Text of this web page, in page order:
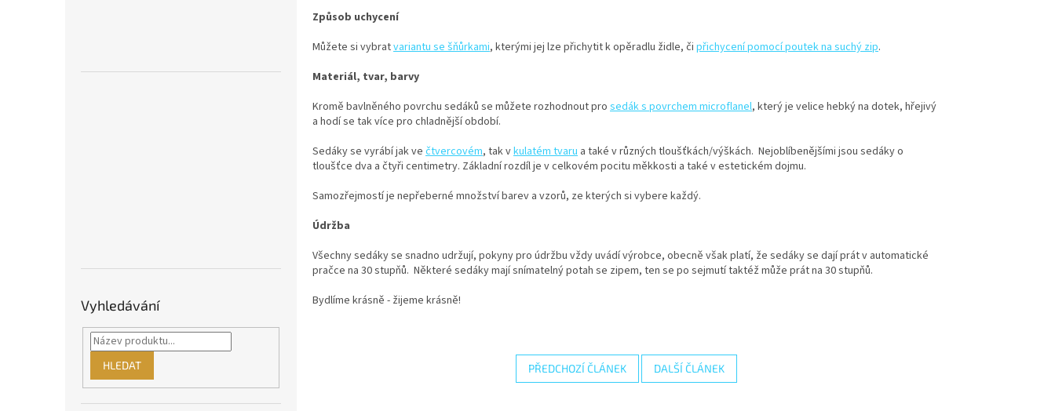
Vyhledávání
HLEDAT
Způsob uchycení
Můžete si vybratvariantu se šňůrkami, kterými jej lze přichytit k opěradlu židle, či přichycení pomocí poutek na suchý zip.
Materiál, tvar, barvy
Kromě bavlněného povrchu sedáků se můžete rozhodnout pro sedák s povrchem microflanel, který je velice hebký na dotek, hřejivý
a hodí se tak více pro chladnější období.
Sedáky se vyrábí jak ve čtvercovém, tak vkulatém tvaru a také v různých tloušťkách/výškách. Nejoblíbenějšími jsou sedáky o
tloušťce dva a čtyři centimetry. Základní rozdíl je v celkovém pocitu měkkosti a také v estetickém dojmu.
Samozřejmostí je nepřeberné množství barev a vzorů, ze kterých si vybere každý.
Údržba
Všechny sedáky se snadno udržují, pokyny pro údržbu vždy uvádí výrobce, obecně však platí, že sedáky se dají prát v automatické
pračce na 30 stupňů. Některé sedáky mají snímatelný potah se zipem, ten se po sejmutí taktéž může prát na 30 stupňů.
Bydlíme krásně - žijeme krásně!
PŘEDCHOZÍ ČLÁNEK DALŠÍ ČLÁNEK